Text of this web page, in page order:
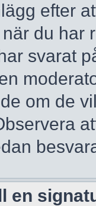
efter
du har
svarat
om de
en